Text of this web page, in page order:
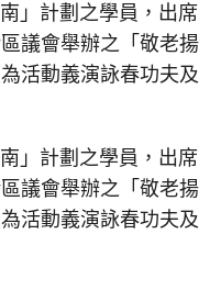
」計劃之學員，出席
議會舉辦之「敬老揚
活動義演詠春功夫及
」計劃之學員，出席
議會舉辦之「敬老揚
活動義演詠春功夫及